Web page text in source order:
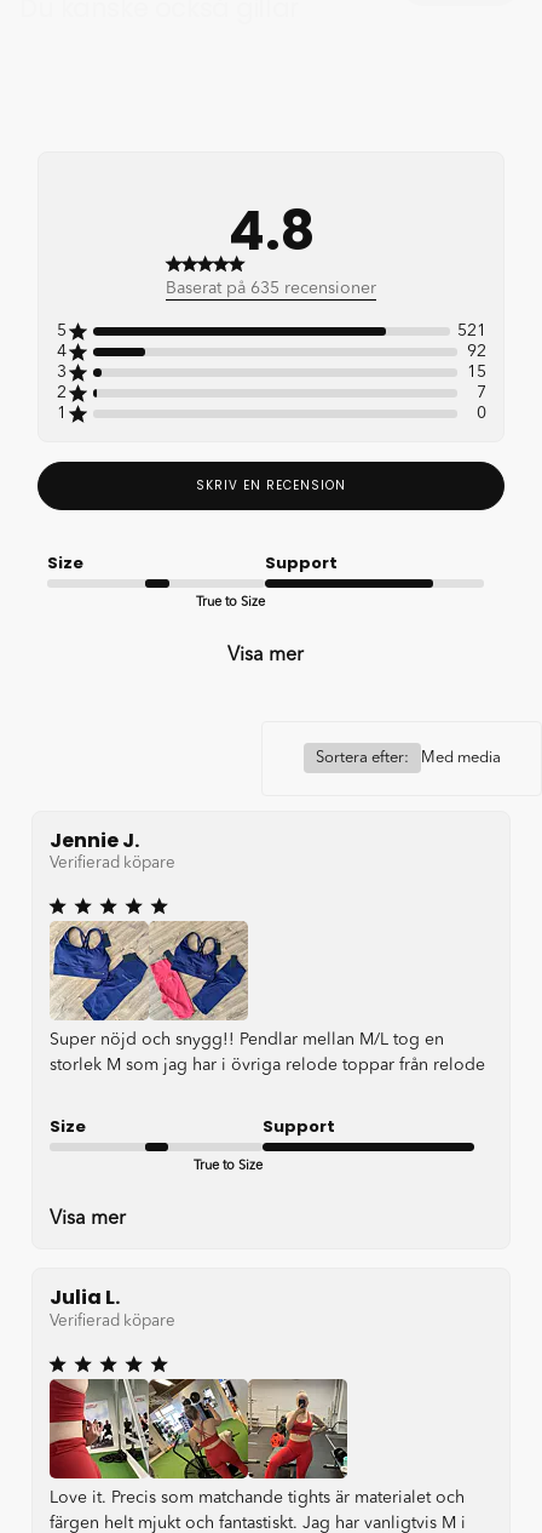
4.8
4.8 out of 5 stars 635 total
Baserat på 635 recensioner
5
521
4
92
3
15
2
7
1
0
SKRIV EN RECENSION
Size
True to Size
Support
Visa mer
Sortera efter: Med media
Jennie J.
Verifierad köpare
Super nöjd och snygg!! Pendlar mellan M/L tog en
storlek M som jag har i övriga relode toppar från relode
Size
True to Size
Support
Visa mer
Julia L.
Verifierad köpare
Love it. Precis som matchande tights är materialet och
färgen helt mjukt och fantastiskt. Jag har vanligtvis M i